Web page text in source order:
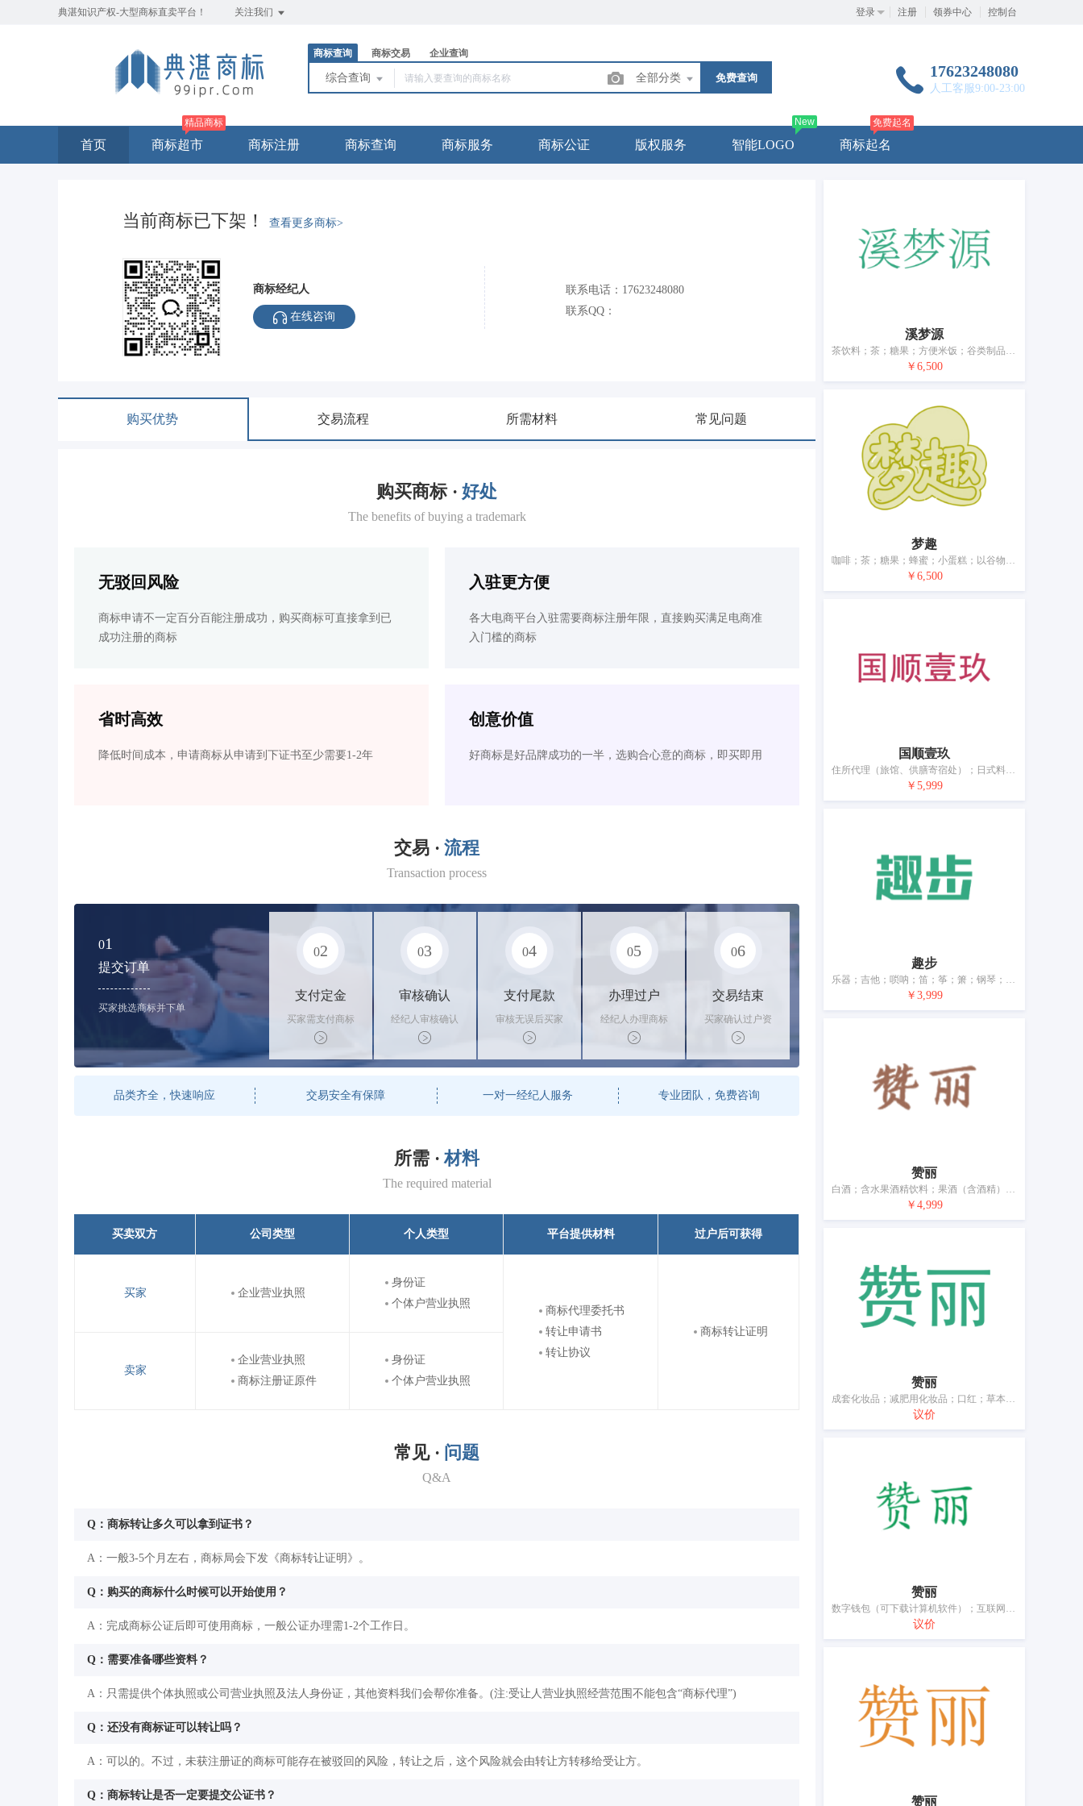
典湛知识产权-大型商标直卖平台！ 关注我们 登录 注册 领券中心 控制台
商标查询 商标交易 企业查询
综合查询 全部分类 免费查询 17623248080
人工客服9:00-23:00
首页 商标超市
精品商标
商标注册 商标查询 商标服务 商标公证 版权服务 智能LOGO
New
商标起名
免费起名
当前商标已下架！ 查看更多商标>
商标经纪人
在线咨询
联系电话：17623248080
联系QQ：
购买优势 交易流程 所需材料 常见问题
购买商标 · 好处
The benefits of buying a trademark
无驳回风险
商标申请不一定百分百能注册成功，购买商标可直接拿到已
成功注册的商标
入驻更方便
各大电商平台入驻需要商标注册年限，直接购买满足电商准
入门槛的商标
省时高效
降低时间成本，申请商标从申请到下证书至少需要1-2年
创意价值
好商标是好品牌成功的一半，选购合心意的商标，即买即用
交易 · 流程
Transaction process
01
提交订单
买家挑选商标并下单
02
支付定金
买家需支付商标
标价的50%的购
买订金
03
审核确认
经纪人审核确认
商标状态
04
支付尾款
审核无误后买家
支付尾款，卖家
办理相关手续
05
办理过户
经纪人办理商标
转让手续，交付
相关证书
06
交易结束
买家确认过户资
料后，平台解冻
资金支付卖家
品类齐全，快速响应 交易安全有保障 一对一经纪人服务 专业团队，免费咨询
所需 · 材料
The required material
买卖双方 公司类型 个人类型 平台提供材料 过户后可获得
买家 企业营业执照
身份证
个体户营业执照
商标代理委托书
转让申请书
转让协议
商标转让证明
卖家
企业营业执照
商标注册证原件
身份证
个体户营业执照
常见 · 问题
Q&A
Q：商标转让多久可以拿到证书？
A：一般3-5个月左右，商标局会下发《商标转让证明》。
Q：购买的商标什么时候可以开始使用？
A：完成商标公证后即可使用商标，一般公证办理需1-2个工作日。
Q：需要准备哪些资料？
A：只需提供个体执照或公司营业执照及法人身份证，其他资料我们会帮你准备。(注:受让人营业执照经营范围不能包含“商标代理”)
Q：还没有商标证可以转让吗？
A：可以的。不过，未获注册证的商标可能存在被驳回的风险，转让之后，这个风险就会由转让方转移给受让方。
Q：商标转让是否一定要提交公证书？
溪梦源
茶饮料；茶；糖果；方便米饭；谷类制品；面条；调味品
￥6,500
梦趣
咖啡；茶；糖果；蜂蜜；小蛋糕；以谷物为主的零食小吃；方便米饭；方便面；食用淀粉；调味品
￥6,500
国顺壹玖
住所代理（旅馆、供膳寄宿处）；日式料理餐厅；茶馆；酒吧服务；餐厅；提供野营场地设施；养老院；日间托儿所（看孩子）；动物寄养；出租椅子、桌子、桌布和玻璃器皿
￥5,999
趣步
乐器；吉他；唢呐；笛；筝；箫；钢琴；锣；鼓（乐器）；乐器盒
￥3,999
赞丽
白酒；含水果酒精饮料；果酒（含酒精）；烧酒（烈酒）；白兰地；威士忌；葡萄酒；高粱酒；鸡尾酒；黄酒
￥4,999
赞丽
成套化妆品；减肥用化妆品；口红；草本化妆品；化妆品；染发剂；祛斑霜；香水；固体牙膏
议价
赞丽
数字钱包（可下载计算机软件）；互联网服务器；可下载的电子钱包；可下载的计算机应用软件；可下载的计算机游戏软件；可下载的计算机程序；可下载的音乐文件；可从互联网下载的数字音乐；可从全球计算机网络下载的计算机游戏软件；可通过全球计算机网络和无线设备下载的计算机游戏软件；商品电子标签；大屏幕液晶显示器；安全令牌（加密装置）；射频识别（RFID）标签；已录制的或可下载的计算机屏保软件；已录制的或可下载的计算机软件平台；已录制的计算机操作程序；已录制的计算机游戏软件；已录制的计算机程序；指纹扫描仪；可下载的电子游戏程序；智能眼镜（数据处理）；液晶显示器；照片打印机；用于支付服务的电子和磁性身份识别卡；电子出版物（可下载）；电子钥匙卡；电子钱包（可下载计算机软件）；监视程序（计算机程序）；磁性编码身份识别手镯；磁性身份识别卡；网络服务器；计算机程序（可下载软件）；计算机终端设备；计算机软件（已录制）；预约出租车用可下载移动应用程序；通过互联网下载的计算机游戏程序；预订出租车用手机应用软件；运动眼镜
议价
赞丽